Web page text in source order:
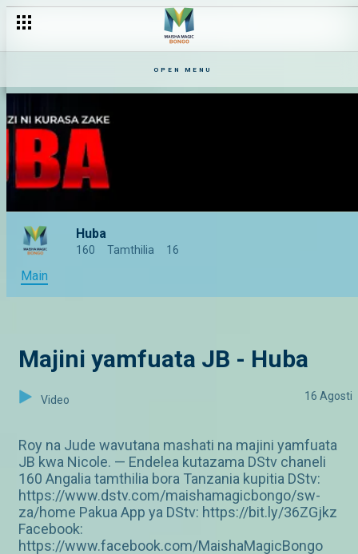
OPEN MENU
Huba
160 Tamthilia 16
Main
Majini yamfuata JB - Huba
Video 16 Agosti
Roy na Jude wavutana mashati na majini yamfuata
JB kwa Nicole. — Endelea kutazama DStv chaneli
160 Angalia tamthilia bora Tanzania kupitia DStv:
https://www.dstv.com/maishamagicbongo/sw-
za/home Pakua App ya DStv: https://bit.ly/36ZGjkz
Facebook:
https://www.facebook.com/MaishaMagicBongo